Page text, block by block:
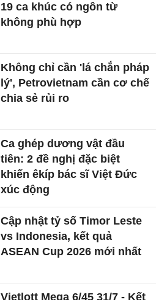
19 ca khúc có ngôn từ
không phù hợp
Không chỉ cần 'lá chắn pháp
lý', Petrovietnam cần cơ chế
chia sẻ rủi ro
Ca ghép dương vật đầu
tiên: 2 đề nghị đặc biệt
khiến êkíp bác sĩ Việt Đức
xúc động
Cập nhật tỷ số Timor Leste
vs Indonesia, kết quả
ASEAN Cup 2026 mới nhất
Vietlott Mega 6/45 31/7 - Kết